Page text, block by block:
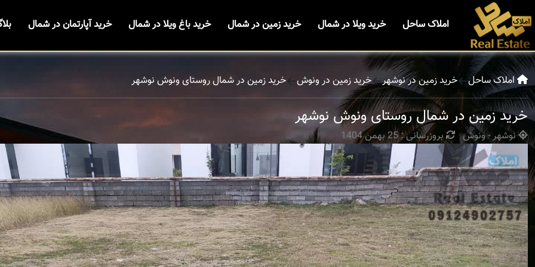
املاک ساحل خرید ویلا در شمال خرید زمین در شمال خرید باغ ویلا در شمال خرید آپارتمان در شمال
املاک ساحل خرید زمین در نوشهر خرید زمین در ونوش خرید زمین در شمال روستای ونوش نوشهر
خرید زمین در شمال روستای ونوش نوشهر
نوشهر - ونوش بروزرسانی : 25 بهمن 1404